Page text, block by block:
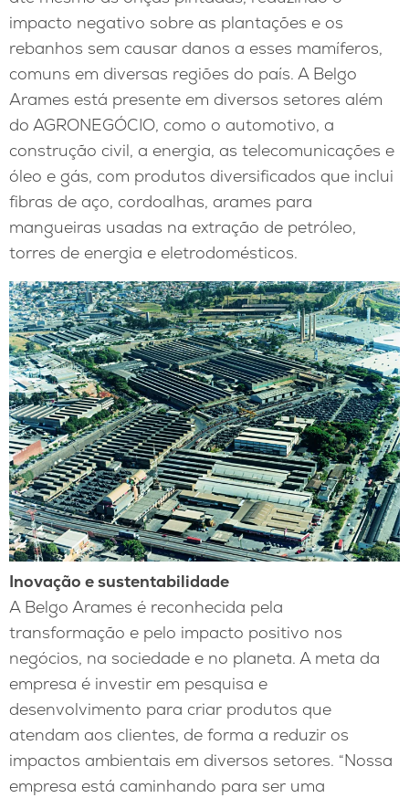
impacto negativo sobre as plantações e os
rebanhos sem causar danos a esses mamíferos,
comuns em diversas regiões do país. A Belgo
Arames está presente em diversos setores além
do AGRONEGÓCIO, como o automotivo, a
construção civil, a energia, as telecomunicações e
óleo e gás, com produtos diversificados que inclui
fibras de aço, cordoalhas, arames para
mangueiras usadas na extração de petróleo,
torres de energia e eletrodomésticos.
Inovação e sustentabilidade
A Belgo Arames é reconhecida pela
transformação e pelo impacto positivo nos
negócios, na sociedade e no planeta. A meta da
empresa é investir em pesquisa e
desenvolvimento para criar produtos que
atendam aos clientes, de forma a reduzir os
impactos ambientais em diversos setores. “Nossa
empresa está caminhando para ser uma